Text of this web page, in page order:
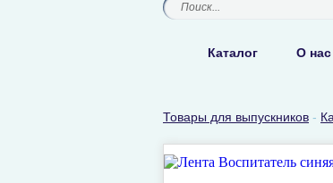
Каталог О нас
Товары для выпускников -